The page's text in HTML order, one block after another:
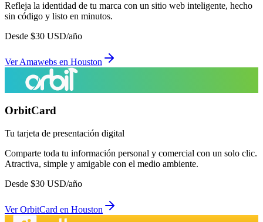
Refleja la identidad de tu marca con un sitio web inteligente, hecho
sin código y listo en minutos.
Desde $30 USD/año
VerAmawebs en Houston
OrbitCard
Tu tarjeta de presentación digital
Comparte toda tu información personal y comercial con un solo clic.
Atractiva, simple y amigable con el medio ambiente.
Desde $30 USD/año
VerOrbitCard en Houston